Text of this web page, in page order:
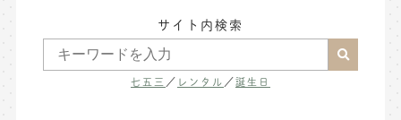
サイト内検索
七五三 ／ レンタル ／誕生日